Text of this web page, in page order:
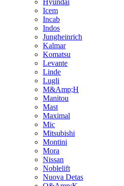
Icem
Incab
Indos
Jungheinrich
Kalmar
Komatsu
Levante
Linde
Lugli
M&Amp;H
Manitou
Mast
Maximal
Mic
Mitsubishi
Montini
Mora
Nissan
Noblelift
Nuova Detas